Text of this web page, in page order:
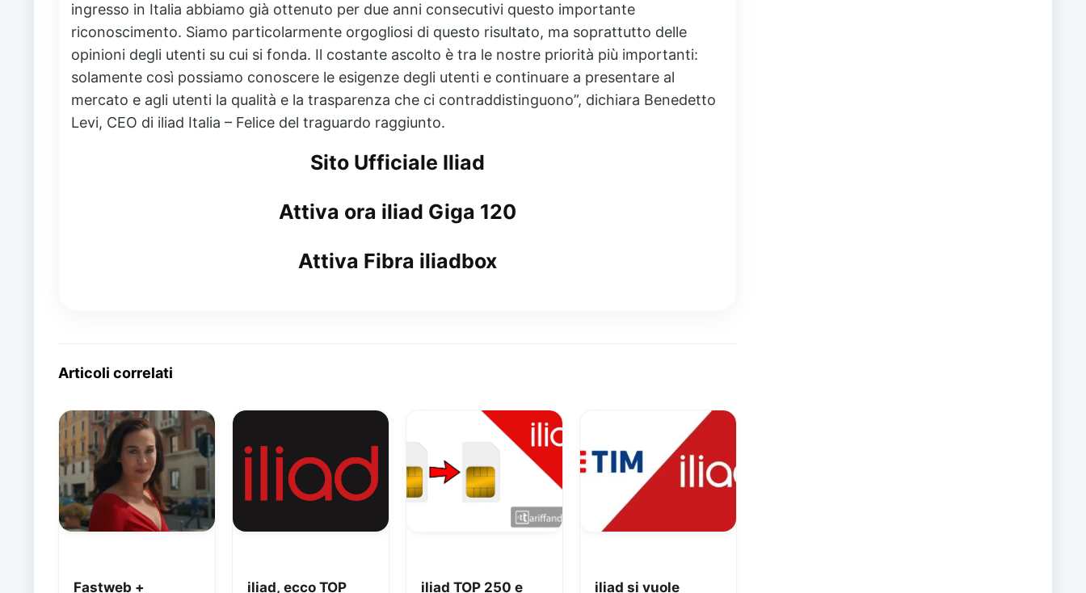
ingresso in Italia abbiamo già ottenuto per due anni consecutivi questo importante
riconoscimento. Siamo particolarmente orgogliosi di questo risultato, ma soprattutto delle
opinioni degli utenti su cui si fonda. Il costante ascolto è tra le nostre priorità più importanti:
solamente così possiamo conoscere le esigenze degli utenti e continuare a presentare al
mercato e agli utenti la qualità e la trasparenza che ci contraddistinguono”, dichiara Benedetto
Levi, CEO di iliad Italia – Felice del traguardo raggiunto.
Sito Ufficiale Iliad
Attiva ora iliad Giga 120
Attiva Fibra iliadbox
Articoli correlati
Fastweb + iliad, ecco TOP iliad TOP 250 e iliad si vuole